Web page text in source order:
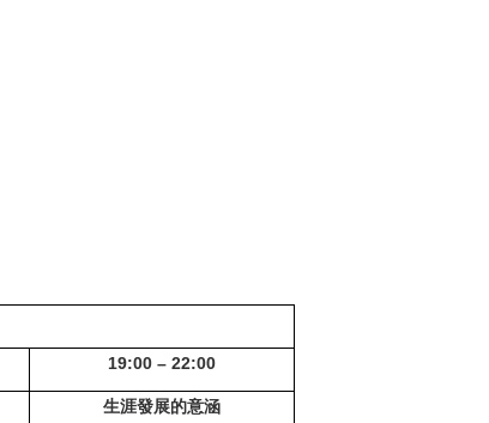
19:00 – 22:00
生涯發展的意涵